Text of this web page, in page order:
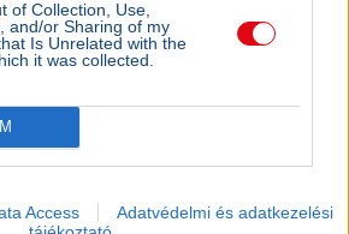
of Collection, Use,
and/or Sharing of my
Is Unrelated with the
it was collected.
Access
Adatvédelmi és adatkezelési
a Magyar Tenisz Szövetség
26-án, Lázár János májusi